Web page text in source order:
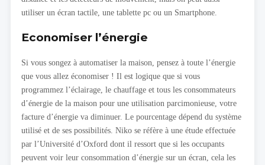
utiliser un écran tactile, une tablette pc ou un Smartphone.
Economiser l’énergie
Si vous songez à automatiser la maison, pensez à toute l’énergie
que vous allez économiser ! Il est logique que si vous
programmez l’éclairage, le chauffage et tous les consommateurs
d’énergie de la maison pour une utilisation parcimonieuse, votre
facture d’énergie va diminuer. Le pourcentage dépend du système
utilisé et de ses possibilités. Niko se réfère à une étude effectuée
par l’Université d’Oxford dont il ressort que si les occupants
peuvent voir leur consommation d’énergie sur un écran, cela les